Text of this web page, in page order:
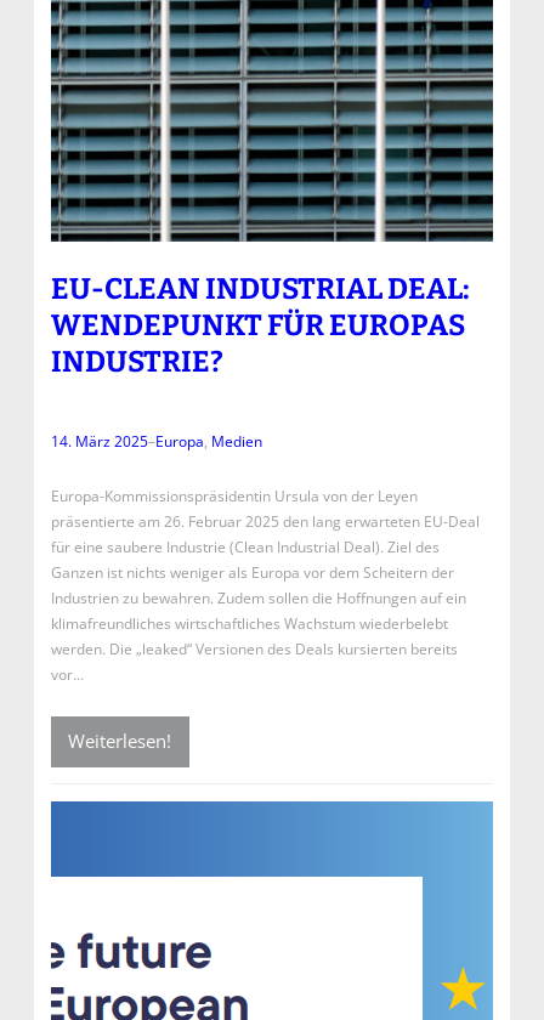
EU-CLEAN INDUSTRIAL DEAL:
WENDEPUNKT FÜR EUROPAS
INDUSTRIE?
14. März 2025–Europa, Medien
Europa-Kommissionspräsidentin Ursula von der Leyen
präsentierte am 26. Februar 2025 den lang erwarteten EU-Deal
für eine saubere Industrie (Clean Industrial Deal). Ziel des
Ganzen ist nichts weniger als Europa vor dem Scheitern der
Industrien zu bewahren. Zudem sollen die Hoffnungen auf ein
klimafreundliches wirtschaftliches Wachstum wiederbelebt
werden. Die „leaked“ Versionen des Deals kursierten bereits
vor…
Weiterlesen!